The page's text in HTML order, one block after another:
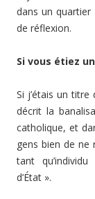
dans un
de réflexion.
Si vous étiez
Si j’étais un
décrit la
catholique, et
gens bien de ne
tant
d’État ».